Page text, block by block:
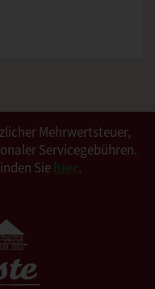
Mehrwertsteuer,
Servicegebühren.
Sie
.